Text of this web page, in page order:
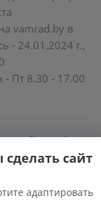
vamrad.by в
- 24.01.2024 г.,
Пт 8.30 - 17.00
prav-
97 69;
сайт
адаптировать